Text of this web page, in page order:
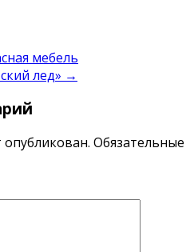
мебель
лед» →
Обязательные